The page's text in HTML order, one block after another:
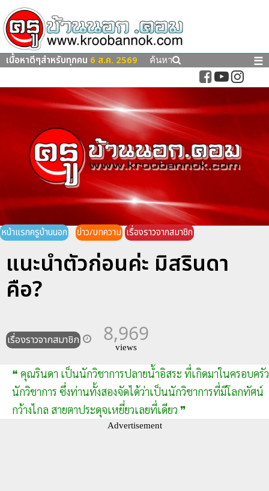
เนื้อหาดีๆสำหรับทุกคน 6 ส.ค. 2569 ค้นหา ☰
หน้าแรกครูบ้านนอก ข่าว/บทความ เรื่องราวจากสมาชิก
แนะนำตัวก่อนค่ะ มิสรินดา
คือ?
เรื่องราวจากสมาชิก 8,969
views
❝ คุณรินดา เป็นนักวิชาการปลายน้ำอิสระ ที่เกิดมาในครอบครัว
นักวิชาการ ซึ่งท่านทั้งสองจัดได้ว่าเป็นนักวิชาการที่มีโลกทัศน์
กว้างไกล สายตาประดุจเหยี่ยวเลยที่เดียว ❞
Advertisement